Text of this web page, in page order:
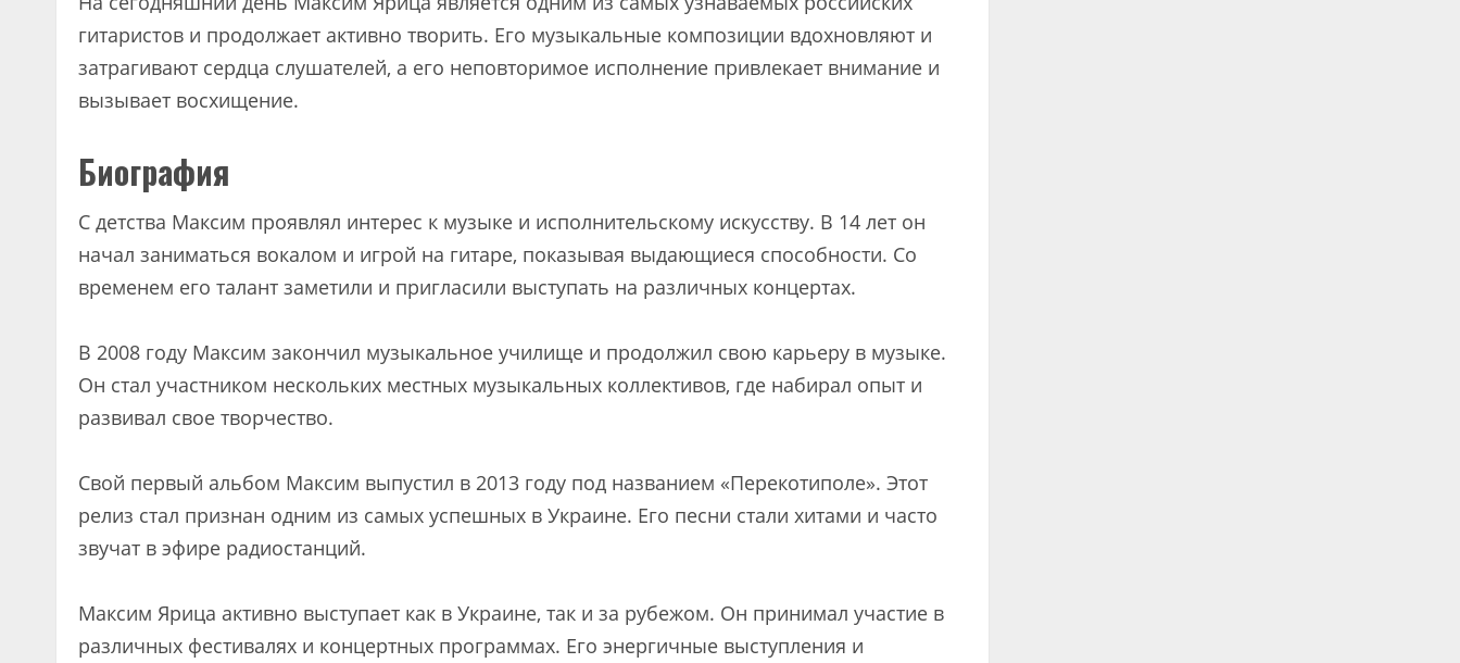
гитаристов и продолжает активно творить. Его музыкальные композиции вдохновляют и
затрагивают сердца слушателей, а его неповторимое исполнение привлекает внимание и
вызывает восхищение.
Биография
С детства Максим проявлял интерес к музыке и исполнительскому искусству. В 14 лет он
начал заниматься вокалом и игрой на гитаре, показывая выдающиеся способности. Со
временем его талант заметили и пригласили выступать на различных концертах.
В 2008 году Максим закончил музыкальное училище и продолжил свою карьеру в музыке.
Он стал участником нескольких местных музыкальных коллективов, где набирал опыт и
развивал свое творчество.
Свой первый альбом Максим выпустил в 2013 году под названием «Перекотиполе». Этот
релиз стал признан одним из самых успешных в Украине. Его песни стали хитами и часто
звучат в эфире радиостанций.
Максим Ярица активно выступает как в Украине, так и за рубежом. Он принимал участие в
различных фестивалях и концертных программах. Его энергичные выступления и